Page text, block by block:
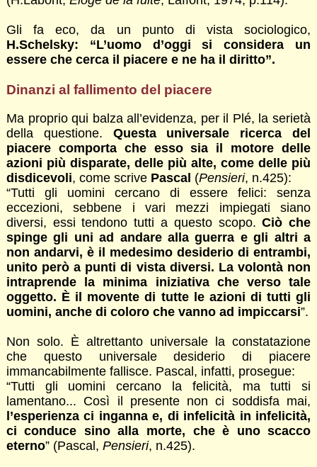
Gli fa eco, da un punto di vista sociologico,
H.Schelsky: “L’uomo d’oggi si considera un
essere che cerca il piacere e ne ha il diritto”.
Dinanzi al fallimento del piacere
Ma proprio qui balza all’evidenza, per il Plé, la serietà
della questione. Questa universale ricerca del
piacere comporta che esso sia il motore delle
azioni più disparate, delle più alte, come delle più
disdicevoli, come scrive Pascal (Pensieri, n.425):
“Tutti gli uomini cercano di essere felici: senza
eccezioni, sebbene i vari mezzi impiegati siano
diversi, essi tendono tutti a questo scopo.Ciò che
spinge gli uni ad andare alla guerra e gli altri a
non andarvi, è il medesimo desiderio di entrambi,
unito però a punti di vista diversi. La volontà non
intraprende la minima iniziativa che verso tale
oggetto. È il movente di tutte le azioni di tutti gli
uomini, anche di coloro che vanno ad impiccarsi”.
Non solo. È altrettanto universale la constatazione
che questo universale desiderio di piacere
immancabilmente fallisce. Pascal, infatti, prosegue:
“Tutti gli uomini cercano la felicità, ma tutti si
lamentano... Così il presente non ci soddisfa mai,
l’esperienza ci inganna e, di infelicità in infelicità,
ci conduce sino alla morte, che è uno scacco
eterno” (Pascal, Pensieri, n.425).